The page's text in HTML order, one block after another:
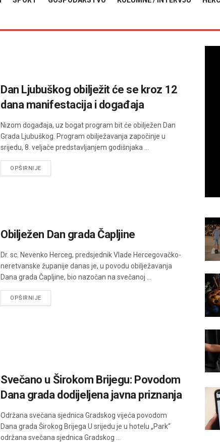
Dan Ljubuškog obilježit će se kroz 12
dana manifestacija i događaja
Nizom događaja, uz bogat program bit će obilježen Dan
Grada Ljubuškog. Program obilježavanja započinje u
srijedu, 8. veljače predstavljanjem godišnjaka ...
OPŠIRNIJEDETAILS
Obilježen Dan grada Čapljine
Dr. sc. Nevenko Herceg, predsjednik Vlade Hercegovačko-
neretvanske županije danas je, u povodu obilježavanja
Dana grada Čapljine, bio nazočan na svečanoj ...
OPŠIRNIJEDETAILS
Svečano u Širokom Brijegu: Povodom
Dana grada dodijeljena javna priznanja
Održana svečana sjednica Gradskog vijeća povodom
Dana grada Širokog Brijega U srijedu je u hotelu „Park“
održana svečana sjednica Gradskog ...